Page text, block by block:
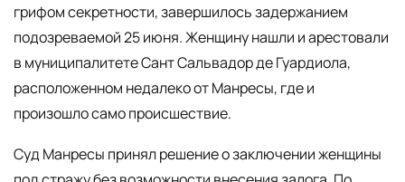
грифом секретности, завершилось задержанием
подозреваемой 25 июня. Женщину нашли и арестовали
в муниципалитете Сант Сальвадор де Гуардиола,
расположенном недалеко от Манресы, где и
произошло само происшествие.
Суд Манресы принял решение о заключении женщины